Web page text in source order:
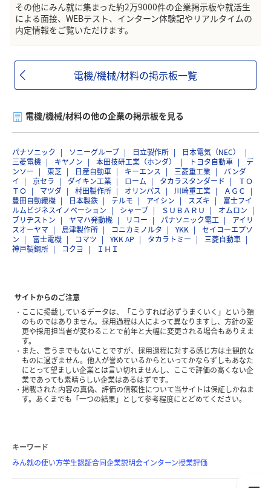
その他にみん就に集まった約2万9000件の企業掲示板や就活生
による面接、WEBテスト、インターン体験記やリアルタイムの
内定情報をご覧いただけます。
電機/機械/材料の掲示板一覧
電機/機械/材料の他の企業の掲示板を見る
パナソニック ソニーグループ 日立製作所
日本電気（NEC）
三菱電機
キヤノン 本田技研工業（ホンダ） トヨタ自動車
デ
ンソー
東芝 日産自動車 キーエンス 三菱重工業
バンダ
イ
京セラ ダイキン工業 ローム タカラスタンダード
ＴＯ
ＴＯ
マツダ 村田製作所 オリンパス 川崎重工業
ＡＧＣ
豊田自動織機
日本製鉄 テルモ アイシン スズキ
富士フイ
ルムビジネスイノベーション
シャープ ＳＵＢＡＲＵ
オムロン
ブリヂストン
ヤマハ発動機 リコー パナソニック電工
アイリ
スオーヤマ
島津製作所 コニカミノルタ YKK
セイコーエプソ
ン
富士電機 コマツ YKK AP タカラトミー
三菱自動車
神戸製鋼所
コクヨ ＩＨＩ
サイトからのご注意
ここに掲載しているデータは、「こうすれば必ずうまくいく」という類
のものではありません。採用過程は人によって異なりますし、方針の変
更や採用担当者が変わることで前年と大幅に変更される場合もありえま
す。
また、言うまでもないことですが、採用過程に対する感じ方は主観的な
ものに過ぎません。他人が誉めているからといってかならずしもあなた
にとって望ましい企業とは言い切れませんし、ここで評価の高くない企
業であっても素晴らしい企業はあるはずです。
掲載された内容の真偽、評価の信頼性について当サイトは保証しかねま
す。あくまでも「一つの結果」として参考程度にとどめてください。
キーワード
みん就の使い方学生認証合同企業説明会インターン授業評価